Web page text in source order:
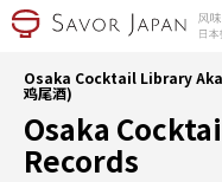
Osaka Cocktail Library
鸡尾酒)
Osaka
Records